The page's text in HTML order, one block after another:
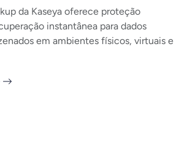
da Kaseya oferece proteção
instantânea para dados
em ambientes físicos, virtuais e